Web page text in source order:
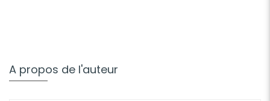
A propos de l'auteur